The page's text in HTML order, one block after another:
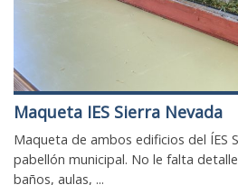
Maqueta IES Sierra Nevada
Maqueta de ambos edificios del ÍES
pabellón municipal. No le falta
baños, aulas, ...